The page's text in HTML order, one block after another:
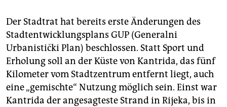
Der Stadtrat hat bereits erste Änderungen des
Stadtentwicklungsplans GUP (Generalni
Urbanistički Plan) beschlossen. Statt Sport und
Erholung soll an der Küste von Kantrida, das fünf
Kilometer vom Stadtzentrum entfernt liegt, auch
eine „gemischte“ Nutzung möglich sein. Einst war
Kantrida der angesagteste Strand in Rijeka, bis in